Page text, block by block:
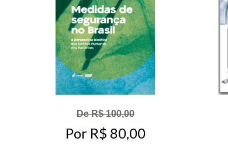
De R$ 100,00
Por R$ 80,00